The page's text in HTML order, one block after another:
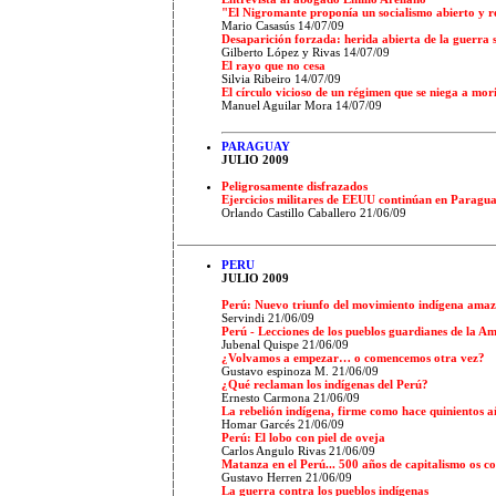
"El Nigromante proponía un socialismo abierto y
Mario Casasús 14/07/09
Desaparición forzada: herida abierta de la guerra
Gilberto López y Rivas 14/07/09
El rayo que no cesa
Silvia Ribeiro 14/07/09
El círculo vicioso de un régimen que se niega a
Manuel Aguilar Mora 14/07/09
PARAGUAY
JULIO 2009
Peligrosamente disfrazados
Ejercicios militares de EEUU continúan en
Orlando Castillo Caballero 21/06/09
PERU
JULIO 2009
Perú: Nuevo triunfo del movimiento indígena
Servindi 21/06/09
Perú - Lecciones de los pueblos guardianes de la
Jubenal Quispe 21/06/09
¿Volvamos a empezar… o comencemos otra vez?
Gustavo espinoza M. 21/06/09
¿Qué reclaman los indígenas del Perú?
Ernesto Carmona 21/06/09
La rebelión indígena, firme como hace quinientos
Homar Garcés 21/06/09
Perú: El lobo con piel de oveja
Carlos Angulo Rivas 21/06/09
Matanza en el Perú... 500 años de capitalismo os
Gustavo Herren 21/06/09
La guerra contra los pueblos indígenas